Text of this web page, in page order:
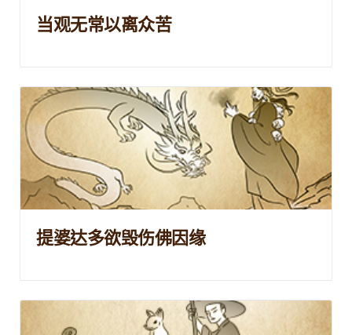
当观无常以离众苦
提婆达多欲毁伤佛因缘